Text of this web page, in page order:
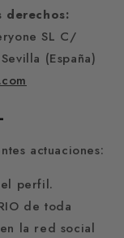
derechos:
SL C/
(España)
actuaciones:
perfil.
de toda
la red social